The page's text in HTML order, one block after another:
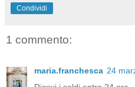
Condividi
1 commento:
maria.franchesca 24